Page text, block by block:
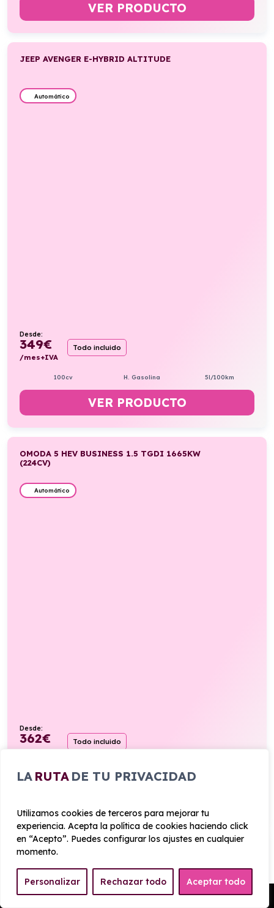
LA RUTA DE TU PRIVACIDAD
Utilizamos cookies de terceros para mejorar tu
experiencia. Acepta la política de cookies haciendo click
en “Acepto”. Puedes configurar los ajustes en cualquier
momento.
Personalizar Rechazar todo Aceptar todo
VER PRODUCTO
JEEP AVENGER E-HYBRID ALTITUDE
Automático
Desde:
349€
/mes+IVA
Todo incluido
100cv H. Gasolina 5l/100km
VER PRODUCTO
OMODA 5 HEV BUSINESS 1.5 TGDI 1665KW
(224CV)
Automático
Desde:
362€
/mes+IVA
Todo incluido
224cv Híbrido
OPEL CORSA 1.2T XHL GS 100CV
Manual
Pedir Presupuesto